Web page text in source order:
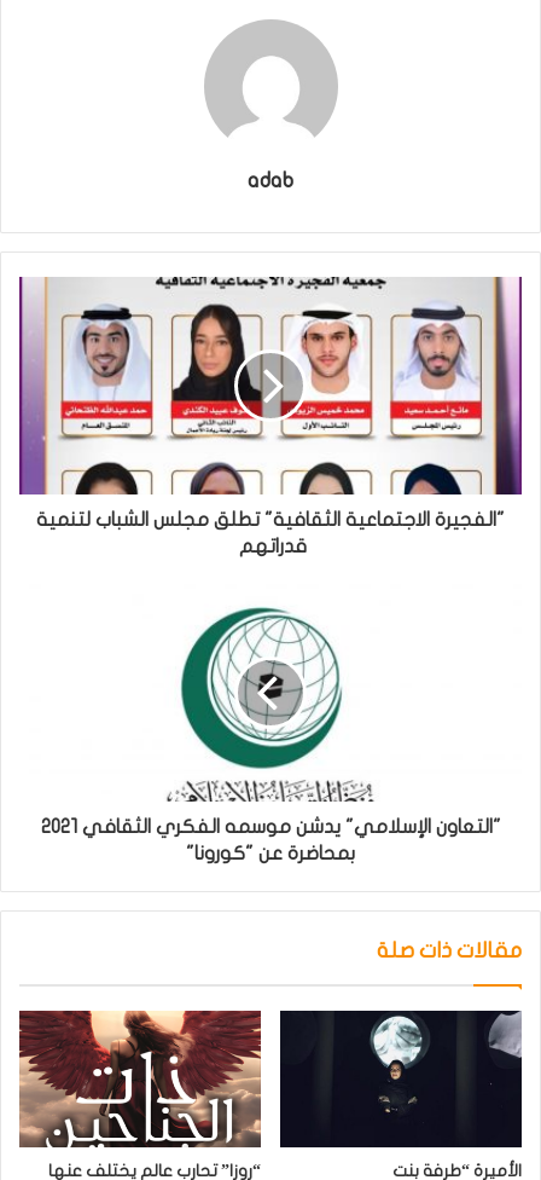
adab
"الفجيرة الاجتماعية الثقافية" تطلق مجلس الشباب لتنمية
قدراتهم
"التعاون الإسلامي" يدشن موسمه الفكري الثقافي 2021
بمحاضرة عن "كورونا"
مقالات ذات صلة
الأميرة “طرفة بنت “روزا” تحارب عالم يختلف عنها